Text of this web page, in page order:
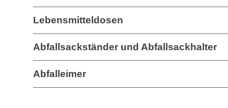
Lebensmitteldosen
Abfallsackständer und Abfallsackhalter
Abfalleimer